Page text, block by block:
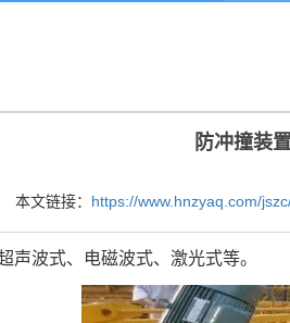
防冲撞装
本文链接： https://www.hnzyaq.com/
波式、电磁波式、激光式等。